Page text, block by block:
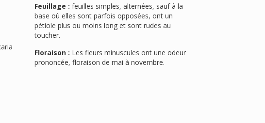
Feuillage : feuilles simples, alternées, sauf à la
base où elles sont parfois opposées, ont un
pétiole plus ou moins long et sont rudes au
toucher.
Floraison :
prononcée, floraison de mai à novembre.